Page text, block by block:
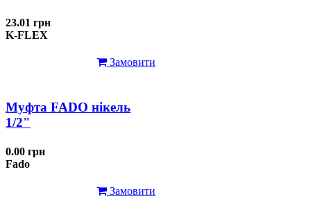
23.01 грн
K-FLEX
Замовити
Муфта FADO нікель
1/2"
0.00 грн
Fado
Замовити